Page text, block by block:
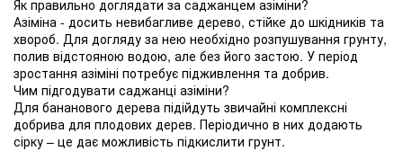
Як правильно доглядати за саджанцем азіміни?
Азіміна - досить невибагливе дерево, стійке до шкідників та
хвороб. Для догляду за нею необхідно розпушування грунту,
полив відстояною водою, але без його застою. У період
зростання азіміні потребує підживлення та добрив.
Чим підгодувати саджанці азіміни?
Для бананового дерева підійдуть звичайні комплексні
добрива для плодових дерев. Періодично в них додають
сірку – це дає можливість підкислити грунт.